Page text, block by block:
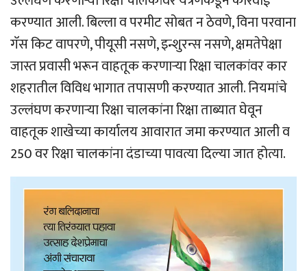
करण्यात आली. बिल्ला व परमीट सोबत न ठेवणे, विना परवाना
गॅस किट वापरणे, पीयूसी नसणे, इन्शुरन्स नसणे, क्षमतेपेक्षा
जास्त प्रवासी भरून वाहतूक करणार्‍या रिक्षा चालकांवर कार
शहरातील विविध भागात तपासणी करण्यात आली. नियमांचे
उल्लंघण करणार्‍या रिक्षा चालकांना रिक्षा ताब्यात घेवून
वाहतूक शाखेच्या कार्यालय आवारात जमा करण्यात आली व
250 वर रिक्षा चालकांना दंडाच्या पावत्या दिल्या जात होत्या.